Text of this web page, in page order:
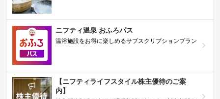
ニフティ温泉 おふろパス
温浴施設をお得に楽しめるサブスクリプションプラン
【ニフティライフスタイル株主優待のご案
内】